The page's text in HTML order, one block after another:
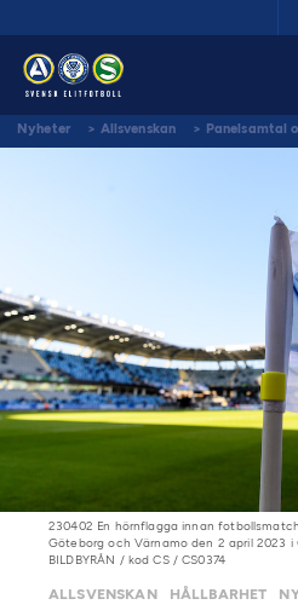
Nyheter > Allsvenskan > Panelsamtal
230402 En hörnflagga innan
Göteborg och Värnamo den 2 april 2023 i
BILDBYRÅN / kod CS / CS0374
ALLSVENSKAN HÅLLBARHET